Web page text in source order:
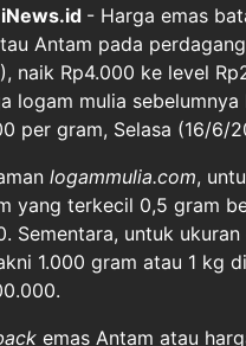
- Harga emas
Antam pada
naik Rp4.000 ke level
logam mulia
per gram, Selasa (16/6/
logammulia.com,
yang terkecil 0,5 gram
Sementara, untuk
1.000 gram atau 1 kg
emas Antam atau